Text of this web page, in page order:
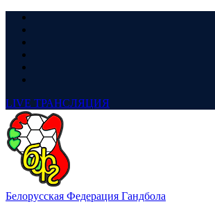
LIVE ТРАНСЛЯЦИЯ
Белорусская Федерация Гандбола